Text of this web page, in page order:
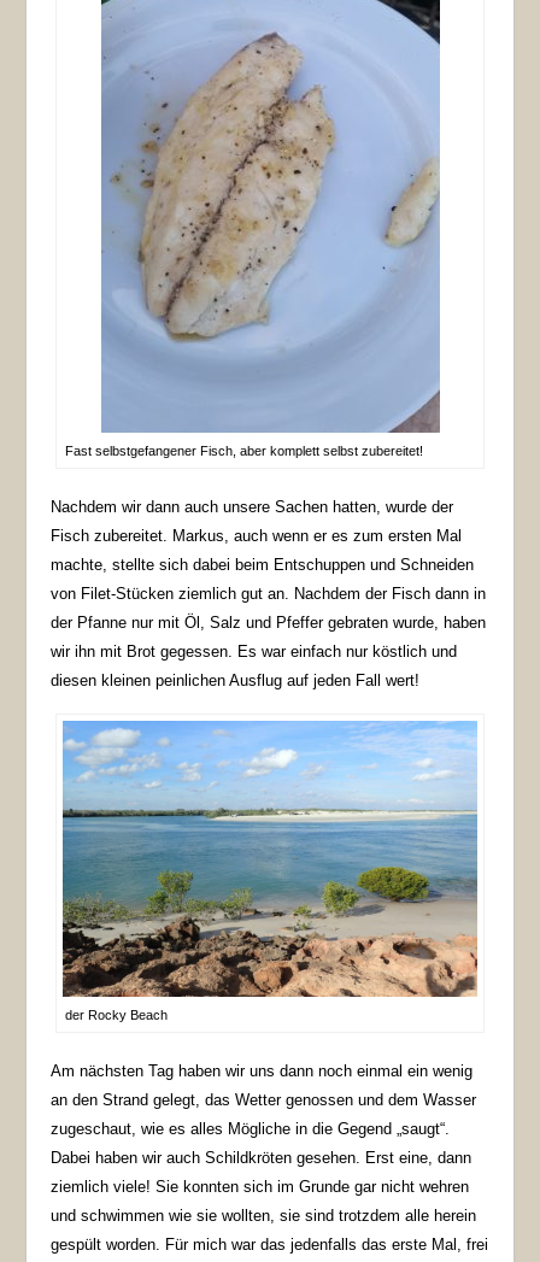
Fast selbstgefangener Fisch, aber komplett selbst zubereitet!
Nachdem wir dann auch unsere Sachen hatten, wurde der
Fisch zubereitet. Markus, auch wenn er es zum ersten Mal
machte, stellte sich dabei beim Entschuppen und Schneiden
von Filet-Stücken ziemlich gut an. Nachdem der Fisch dann in
der Pfanne nur mit Öl, Salz und Pfeffer gebraten wurde, haben
wir ihn mit Brot gegessen. Es war einfach nur köstlich und
diesen kleinen peinlichen Ausflug auf jeden Fall wert!
der Rocky Beach
Am nächsten Tag haben wir uns dann noch einmal ein wenig
an den Strand gelegt, das Wetter genossen und dem Wasser
zugeschaut, wie es alles Mögliche in die Gegend „saugt“.
Dabei haben wir auch Schildkröten gesehen. Erst eine, dann
ziemlich viele! Sie konnten sich im Grunde gar nicht wehren
und schwimmen wie sie wollten, sie sind trotzdem alle herein
gespült worden. Für mich war das jedenfalls das erste Mal, frei